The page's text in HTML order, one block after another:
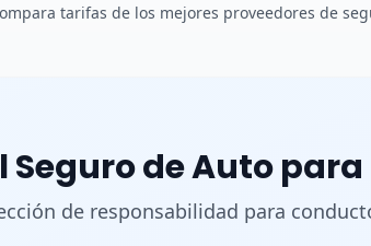
tarifas de los mejores proveedores de
Seguro de Auto
de responsabilidad para